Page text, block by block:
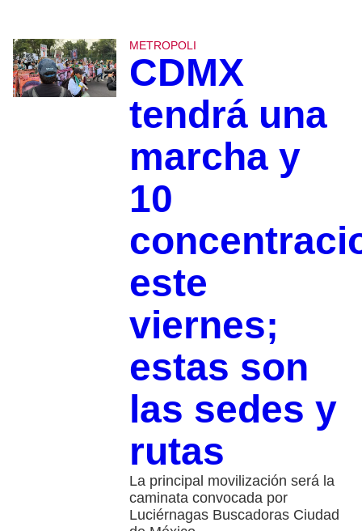
METROPOLI
CDMX
tendrá una
marcha y
10
este
viernes;
estas son
las sedes y
rutas
La principal movilización será la
caminata convocada por
Luciérnagas Buscadoras Ciudad